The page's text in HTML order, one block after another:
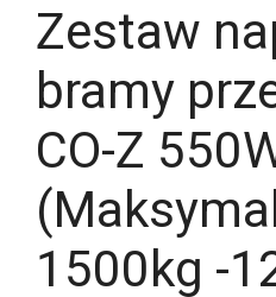
Zestaw
bramy
CO-Z
1500kg -